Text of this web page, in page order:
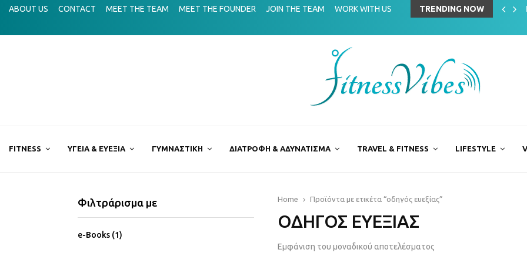
ABOUT US CONTACT MEET THE TEAM MEET THE FOUNDER JOIN THE TEAM WORK WITH US TRENDING NOW
όρο hatha yoga; Mermaiding στην αθλητική επιστήμη
FITNESS ΥΓΕΙΑ & ΕΥΕΞΙΑ ΓΥΜΝΑΣΤΙΚΗ ΔΙΑΤΡΟΦΗ & ΑΔΥΝΑΤΙΣΜΑ TRAVEL & FITNESS LIFESTYLE
Home Προϊόντα με ετικέτα “οδηγός ευεξίας”
ΟΔΗΓΌΣ ΕΥΕΞΊΑΣ
Εμφάνιση του μοναδικού αποτελέσματος
Φιλτράρισμα με
e-Books (1)